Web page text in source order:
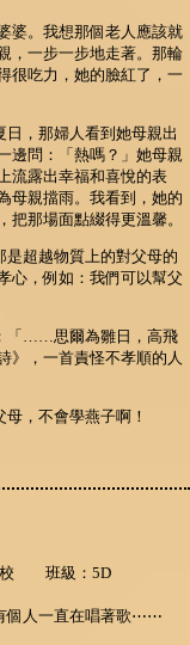
婆。我想那個老人應該就
，一步一步地走著。那輪
很吃力，她的臉紅了，一
，那婦人看到她母親出
邊問：「熱嗎？」她母親
流露出幸福和喜悅的表
母親擋雨。我看到，她的
那場面點綴得更溫馨。
超越物質上的對父母的
心，例如：我們可以幫父
「……思爾為雛日，高飛
》，一首責怪不孝順的人
，不會學燕子啊！
校 班級：5D
個人一直在唱著歌⋯⋯